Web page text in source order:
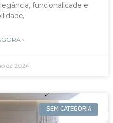
funcionalidade e
»
de 2024
SEM CATEGORIA